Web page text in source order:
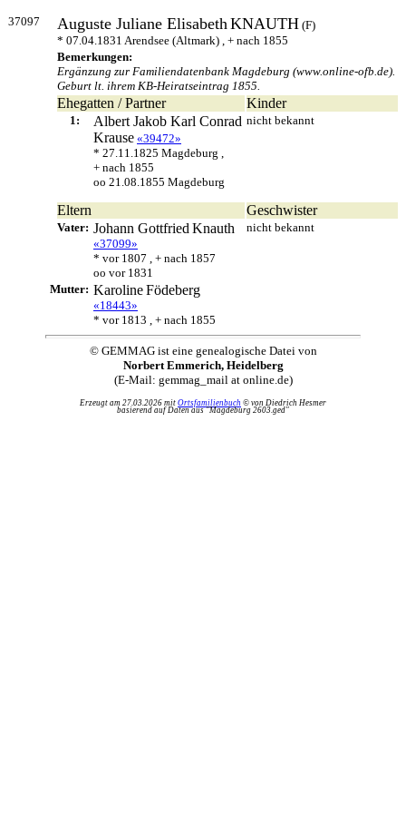
37097 Auguste Juliane ElisabethKNAUTH (F)
* 07.04.1831 Arendsee (Altmark) , + nach 1855
Bemerkungen:
Ergänzung zur Familiendatenbank Magdeburg (www.online-ofb.de).
Geburt lt. ihrem KB-Heiratseintrag 1855.
Ehegatten / Partner Kinder
1:
Albert Jakob Karl Conrad
Krause «39472»
* 27.11.1825 Magdeburg ,
+ nach 1855
oo 21.08.1855 Magdeburg
nicht bekannt
Eltern Geschwister
Vater: Johann Gottfried Knauth
«37099»
* vor 1807 , + nach 1857
oo vor 1831
nicht bekannt
Mutter: KarolineFödeberg
«18443»
* vor 1813 , + nach 1855
© GEMMAG ist eine genealogische Datei von
Norbert Emmerich, Heidelberg
(E-Mail: gemmag_mail at online.de)
Erzeugt am 27.03.2026 mit Ortsfamilienbuch © von Diedrich Hesmer
basierend auf Daten aus "Magdeburg 2603.ged"